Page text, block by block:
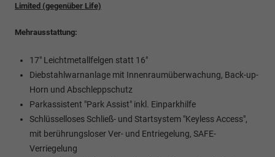
Limited (gegenüber Life)
Mehrausstattung:
17" Leichtmetallfelgen statt 16"
Diebstahlwarnanlage mit Innenraumüberwachung, Back-up-
Horn und Abschleppschutz
Parkassistent "Park Assist" inkl. Einparkhilfe
Schlüsselloses Schließ- und Startsystem "Keyless Access",
mit berührungsloser Ver- und Entriegelung, SAFE-
Verriegelung